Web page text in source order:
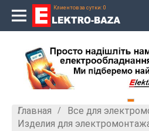
Клиентов за сутки: 0
Главная » Все для
Изделия для